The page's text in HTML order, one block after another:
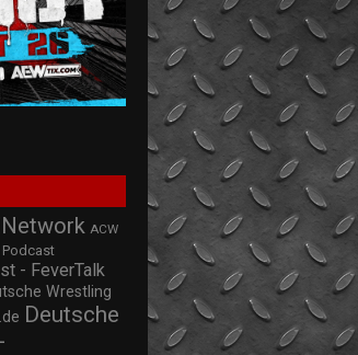
ACW
- FeverTalk
Wrestling
Deutsche